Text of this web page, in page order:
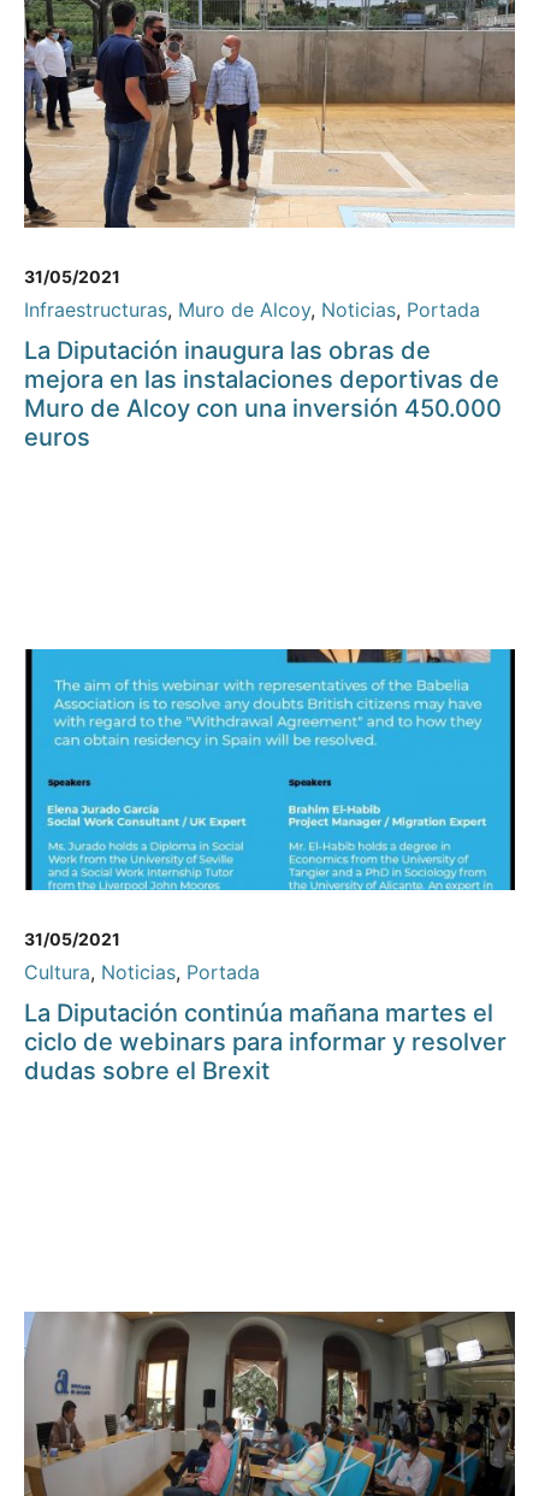
31/05/2021
Infraestructuras, Muro de Alcoy, Noticias, Portada
La Diputación inaugura las obras de
mejora en las instalaciones deportivas de
Muro de Alcoy con una inversión 450.000
euros
31/05/2021
Cultura, Noticias, Portada
La Diputación continúa mañana martes el
ciclo de webinars para informar y resolver
dudas sobre el Brexit